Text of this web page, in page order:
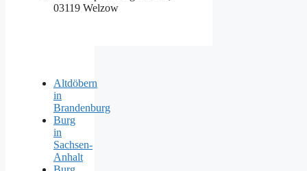
03119 Welzow
Altdöbern
in
Brandenburg
Burg
in
Sachsen-
Anhalt